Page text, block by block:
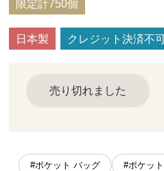
限定計750個
日本製 クレジット決済不
売り切れました
#ポケット バッグ
#ポケッ